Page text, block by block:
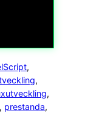
, prestanda